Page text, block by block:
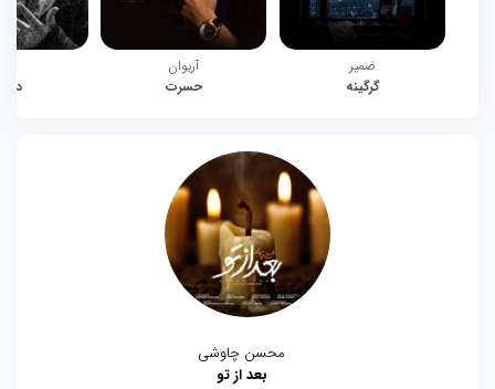
ضمیر
گرگینه
آریوان
حسرت
محسن چاوشی
بعد از تو